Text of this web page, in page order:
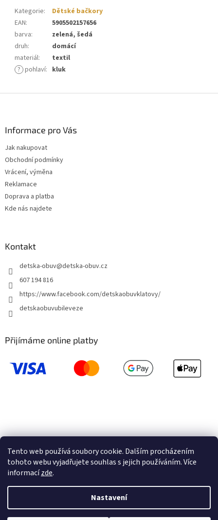
Tento web používá soubory cookie. Dalším procházením
tohoto webu vyjadřujete souhlas s jejich používáním. Více
informacízde.
Nastavení
Kategorie:
Dětské bačkory
EAN:
5905502157656
barva:
zelená, šedá
druh:
domácí
materiál:
textil
? pohlaví: kluk
Informace pro Vás
Jak nakupovat
Obchodní podmínky
Vrácení, výměna
Reklamace
Doprava a platba
Kde nás najdete
Kontakt
detska-obuv@detska-obuv.cz
607 194 816
https://www.facebook.com/detskaobuvklatovy/
detskaobuvubileveze
Přijímáme online platby